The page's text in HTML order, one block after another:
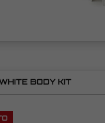
BODY KIT